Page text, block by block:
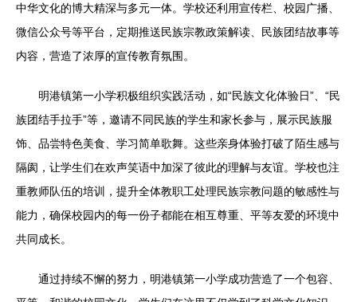
中华文化的博大精深与多元一体。学校还利用宣传栏、校园广播、
微信公众号等平台，定期推送民族宗教政策解读、民族团结故事等
内容，营造了浓厚的宣传教育氛围。
明港镇第一小学积极组织实践活动，如“民族文化体验日”、“民
族团结手拉手”等，邀请不同民族的学生和家长参与，展示民族服
饰、品尝特色美食、学习简单歌舞。这些亲身体验打破了陌生感与
隔阂，让学生们在欢声笑语中加深了彼此的理解与友谊。学校也注
重教师队伍的培训，提升全体教职工处理民族宗教问题的敏感性与
能力，确保校园内的每一份子都能在相互尊重、平等友爱的环境中
共同成长。
通过持续不懈的努力，明港镇第一小学成功营造了一个包容、